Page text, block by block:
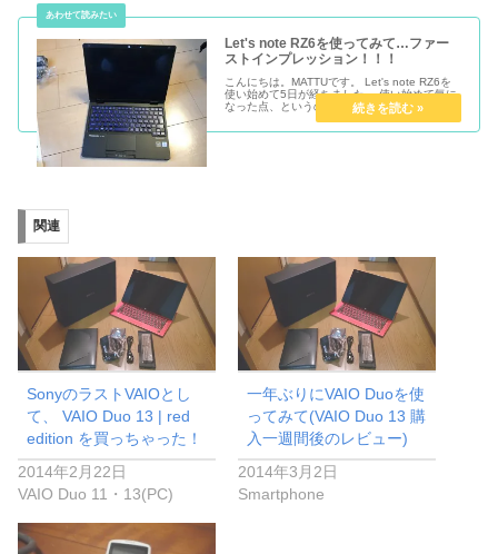
Let's note RZ6を使ってみて…ファー
ストインプレッション！！！
こんにちは。MATTUです。 Let's note RZ6を
使い始めて5日が経ちました。 使い始めて気に
なった点、というのもそんなにないんですが、
ちょっと書いてみます。 軽い！ コンパクトな
だけあって、相当軽く感じます。VAIO Pと同
関連
SonyのラストVAIOとし
て、 VAIO Duo 13 | red
edition を買っちゃった！
2014年2月22日
VAIO Duo 11・13(PC)
一年ぶりにVAIO Duoを使
ってみて(VAIO Duo 13 購
入一週間後のレビュー)
2014年3月2日
Smartphone